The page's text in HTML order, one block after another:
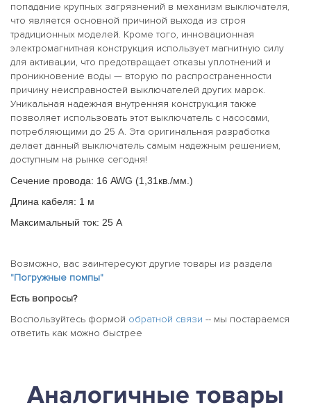
попадание крупных загрязнений в механизм выключателя,
что является основной причиной выхода из строя
традиционных моделей. Кроме того, инновационная
электромагнитная конструкция использует магнитную силу
для активации, что предотвращает отказы уплотнений и
проникновение воды — вторую по распространенности
причину неисправностей выключателей других марок.
Уникальная надежная внутренняя конструкция также
позволяет использовать этот выключатель с насосами,
потребляющими до 25 А. Эта оригинальная разработка
делает данный выключатель самым надежным решением,
доступным на рынке сегодня!
Сечение провода: 16 AWG (1,31кв./мм.)
Длина кабеля: 1 м
Максимальный ток: 25 А
Возможно, вас заинтересуют другие товары из раздела
"Погружные помпы"
Есть вопросы?
Воспользуйтесь формой обратной связи -- мы постараемся
ответить как можно быстрее
Аналогичные товары